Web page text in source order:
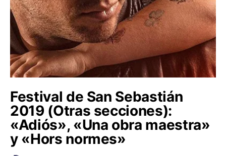
Festival de San Sebastián
2019 (Otras secciones):
«Adiós», «Una obra maestra»
y «Hors normes»